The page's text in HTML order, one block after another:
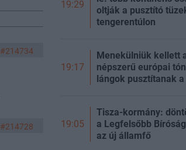
#214734
#214728
19:29
oltják a pusztító
tengerentúlon
19:17
Menekülniük kellett
népszerű európai
lángok pusztítanak
19:05
Tisza-kormány:
a Legfelsőbb
az új államfő